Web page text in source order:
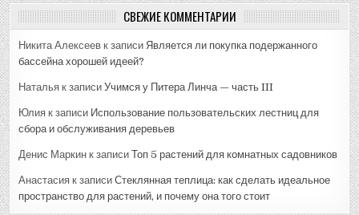
СВЕЖИЕ КОММЕНТАРИИ
Никита Алексеев к записи Является ли покупка подержанного
бассейна хорошей идеей?
Наталья к записиУчимся у Питера Линча — часть III
Юлия к записи Использование пользовательских лестниц для
сбора и обслуживания деревьев
Денис Маркин к записиТоп 5 растений для комнатных садовников
Анастасия к записиСтеклянная теплица: как сделать идеальное
пространство для растений, и почему она того стоит